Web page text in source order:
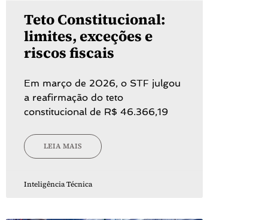
Teto Constitucional:
limites, exceções e
riscos fiscais
Em março de 2026, o STF julgou
a reafirmação do teto
constitucional de R$ 46.366,19
LEIA MAIS
Inteligência Técnica